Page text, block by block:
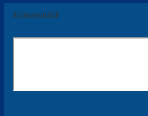
Kommentáld!